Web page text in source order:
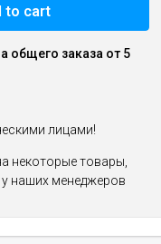
to cart
общего заказа от 5
лицами!
некоторые товары,
наших менеджеров